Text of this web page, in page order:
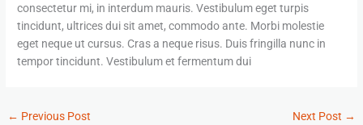
consectetur mi, in interdum mauris. Vestibulum eget turpis
tincidunt, ultrices dui sit amet, commodo ante. Morbi molestie
eget neque ut cursus. Cras a neque risus. Duis fringilla nunc in
tempor tincidunt. Vestibulum et fermentum dui
← Previous Post Next Post →